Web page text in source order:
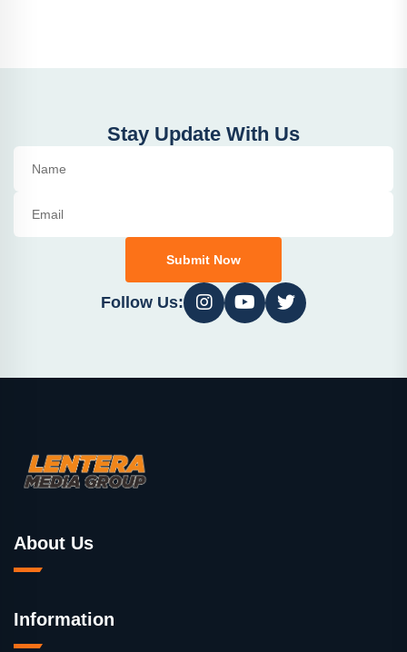
Stay Update With Us
Submit Now
Follow Us:
About Us
Information